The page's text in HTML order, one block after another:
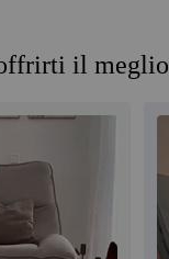
il meglio